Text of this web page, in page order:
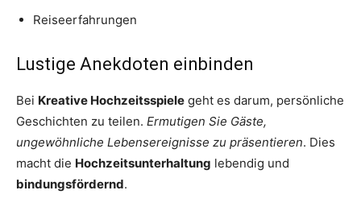
Reiseerfahrungen
Lustige Anekdoten einbinden
Bei Kreative Hochzeitsspiele geht es darum, persönliche
Geschichten zu teilen. Ermutigen Sie Gäste,
ungewöhnliche Lebensereignisse zu präsentieren. Dies
macht die Hochzeitsunterhaltung lebendig und
bindungsfördernd.